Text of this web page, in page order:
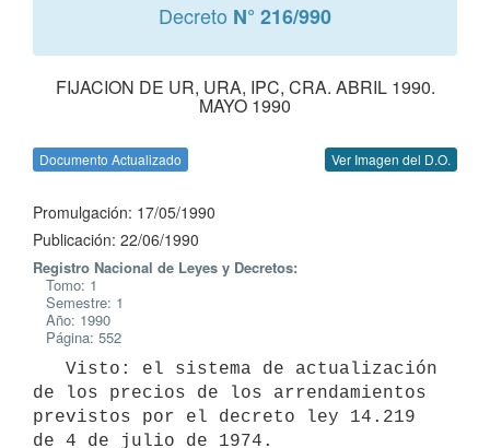
Decreto N° 216/990
FIJACION DE UR, URA, IPC, CRA. ABRIL 1990.
MAYO 1990
Documento Actualizado Ver Imagen del D.O.
Promulgación: 17/05/1990
Publicación: 22/06/1990
Registro Nacional de Leyes y Decretos:
Tomo: 1
Semestre: 1
Año: 1990
Página: 552
de los precios de los arrendamientos
previstos por el decreto ley 14.219
de 4 de julio de 1974.